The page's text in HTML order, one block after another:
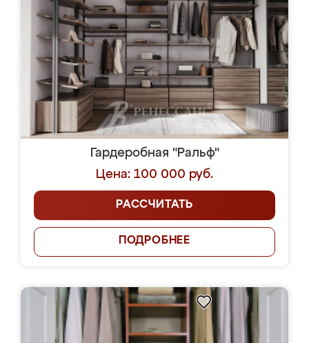
Гардеробная "Ральф"
Цена: 100 000 руб.
РАССЧИТАТЬ
ПОДРОБНЕЕ